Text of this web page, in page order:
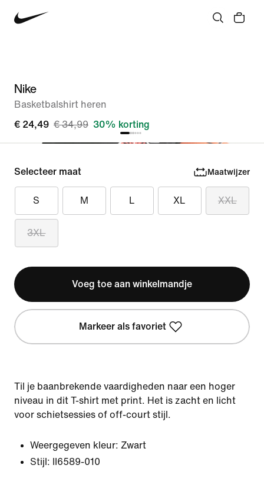
Nike
Basketbalshirt heren
€ 24,49 € 34,99 30% korting
Selecteer maat Maatwijzer
S M L XL XXL
3XL
Voeg toe aan winkelmandje
Markeer als favoriet
Til je baanbrekende vaardigheden naar een hoger
niveau in dit T-shirt met print. Het is zacht en licht
voor schietsessies of off-court stijl.
Weergegeven kleur: Zwart
Stijl:
II6589-010